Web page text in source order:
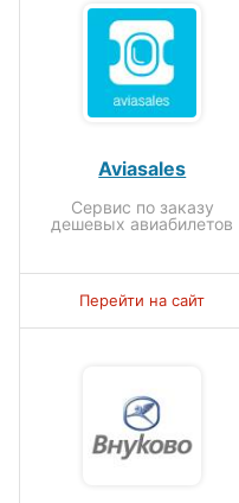
Aviasales
Сервис по заказу
дешевых авиабилетов
Перейти на сайт